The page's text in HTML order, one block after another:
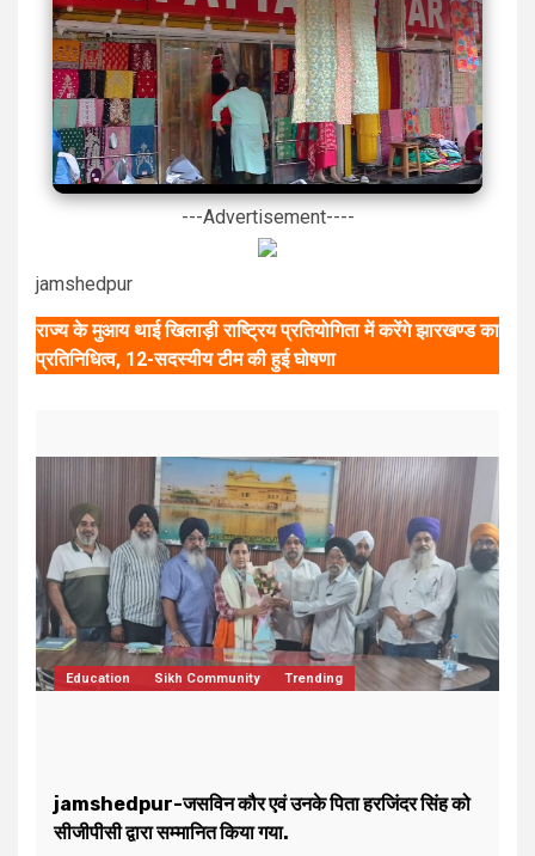
---Advertisement----
jamshedpur
राज्य के मुआय थाई खिलाड़ी राष्ट्रिय प्रतियोगिता में करेंगे झारखण्ड का
प्रतिनिधित्व, 12-सदस्यीय टीम की हुई घोषणा